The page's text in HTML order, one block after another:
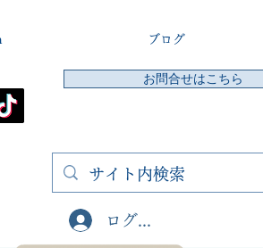
お問合せはこちら
ログイン
ブログ